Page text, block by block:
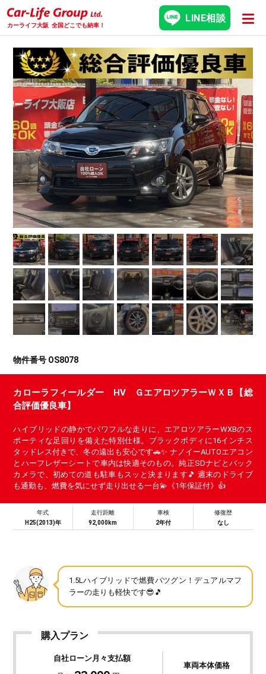
カーライフ大阪 全国どこでも納車！
LINE相談
物件番号 OS8078
カローラフィールダー HV ＧエアロツアラーＷＸＢ【総
合評価優良車】
ハイブリッドの静かでパワフルな走りに、エアロツアラーWXBのス
ポーティな足回りを備えた特別仕様。ブラックボディに16インチス
タッドレス付きで、冬の遠出も安心です🚗✨ ナノイーAUTOエアコン
とハーフレザーシートで車内は快適そのもの。純正SDナビとバック
カメラで、初めての道も駐車もスッと決まります🎵 週末のドライブ
も通勤も、燃費を気にせず走り出せる一台💫《1年保証付》👍
年式
H25(2013)年
走行距離
92,000km
車検
2年付
修復歴
なし
1.5Lハイブリッドで燃費バツグン！デュアルマフ
ラーの走りも軽快です😎🎵
購入プラン
自社ローン月々支払額
車両本体価格